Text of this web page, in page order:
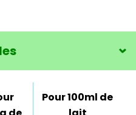
Pour 100ml de